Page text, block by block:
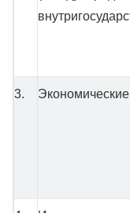
3. Экономические